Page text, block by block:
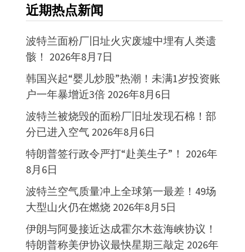
近期热点新闻
波特兰面粉厂旧址火灾废墟中埋有人类遗
骸！ 2026年8月7日
韩国兴起“婴儿炒股”热潮！未满1岁投资账
户一年暴增近3倍 2026年8月6日
波特兰被烧毁的面粉厂旧址发现石棉！部
分已进入空气 2026年8月6日
特朗普签行政令严打“赴美生子”！ 2026年
8月6日
波特兰空气质量冲上全球第一最差！49场
大型山火仍在燃烧 2026年8月5日
伊朗与阿曼接近达成霍尔木兹海峡协议！
特朗普称美伊协议最快星期三敲定 2026年